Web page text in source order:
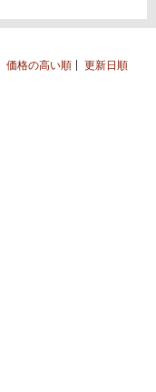
価格の高い順 更新日順